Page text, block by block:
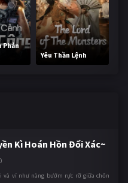
Phản
Yêu Thần Lệnh
Kì Hoán Hồn Đổi Xác~
và ví như nàng bướm rực rỡ giữa chốn